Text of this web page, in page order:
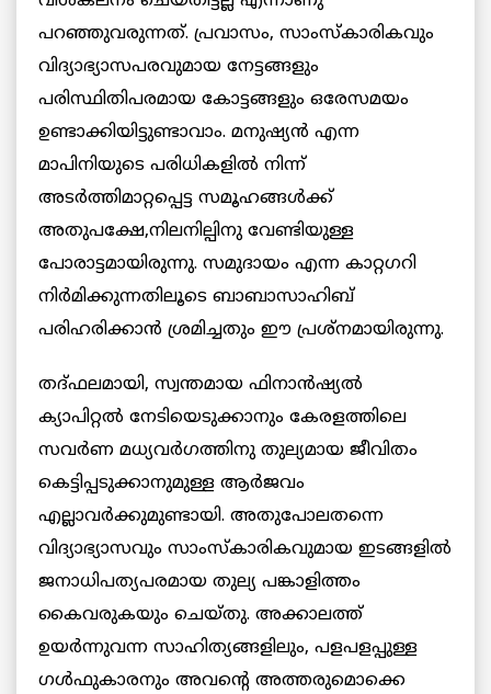
പറഞ്ഞുവരുന്നത്. പ്രവാസം, സാംസ്കാരികവും
വിദ്യാഭ്യാസപരവുമായ നേട്ടങ്ങളും
പരിസ്ഥിതിപരമായ കോട്ടങ്ങളും ഒരേസമയം
ഉണ്ടാക്കിയിട്ടുണ്ടാവാം. മനുഷ്യൻ എന്ന
മാപിനിയുടെ പരിധികളിൽ നിന്ന്
അടർത്തിമാറ്റപ്പെട്ട സമൂഹങ്ങൾക്ക്
അതുപക്ഷേ,നിലനില്പിനു വേണ്ടിയുള്ള
പോരാട്ടമായിരുന്നു. സമുദായം എന്ന കാറ്റഗറി
നിർമിക്കുന്നതിലൂടെ ബാബാസാഹിബ്
പരിഹരിക്കാൻ ശ്രമിച്ചതും ഈ പ്രശ്നമായിരുന്നു.
തദ്ഫലമായി, സ്വന്തമായ ഫിനാൻഷ്യൽ
ക്യാപിറ്റൽ നേടിയെടുക്കാനും കേരളത്തിലെ
സവർണ മധ്യവർഗത്തിനു തുല്യമായ ജീവിതം
കെട്ടിപ്പടുക്കാനുമുള്ള ആർജവം
എല്ലാവര്‍ക്കുമുണ്ടായി. അതുപോലതന്നെ
വിദ്യാഭ്യാസവും സാംസ്‌കാരികവുമായ ഇടങ്ങളിൽ
ജനാധിപത്യപരമായ തുല്യ പങ്കാളിത്തം
കൈവരുകയും ചെയ്‌തു. അക്കാലത്ത്
ഉയർന്നുവന്ന സാഹിത്യങ്ങളിലും, പളപളപ്പുള്ള
ഗൾഫുകാരനും അവന്റെ അത്തരുമൊക്കെ